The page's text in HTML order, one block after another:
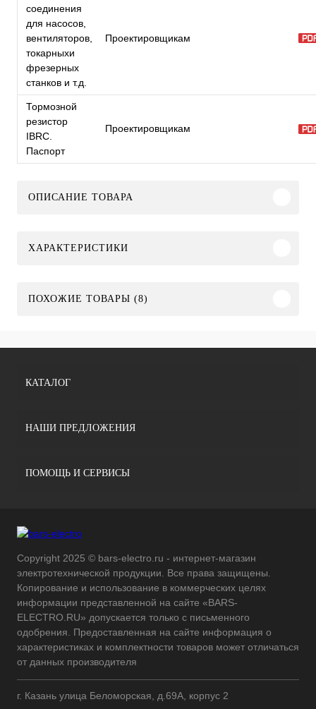
соединения
для насосов,
вентиляторов,
токарныхи
фрезерных
станков и т.д.
Проектировщикам
Тормозной
резистор
IBRC.
Паспорт
Проектировщикам
ОПИСАНИЕ ТОВАРА
ХАРАКТЕРИСТИКИ
ПОХОЖИЕ ТОВАРЫ (8)
КАТАЛОГ
НАШИ ПРЕДЛОЖЕНИЯ
ПОМОЩЬ И СЕРВИСЫ
Copyright 2025 © bars-electro.ru - интернет-магазин
электротехнической продукции. Все права защищены.
Копирование и использование в коммерческих целях
информации представленной на сайте «BARS-
ELECTRO.RU» допускается только с письменного
одобрения. Предоставленная на сайте информация о
характеристиках и комплектности товаров может отличаться
от данных производителя
г. Казань улица Беломорская, д.69А, корпус 2